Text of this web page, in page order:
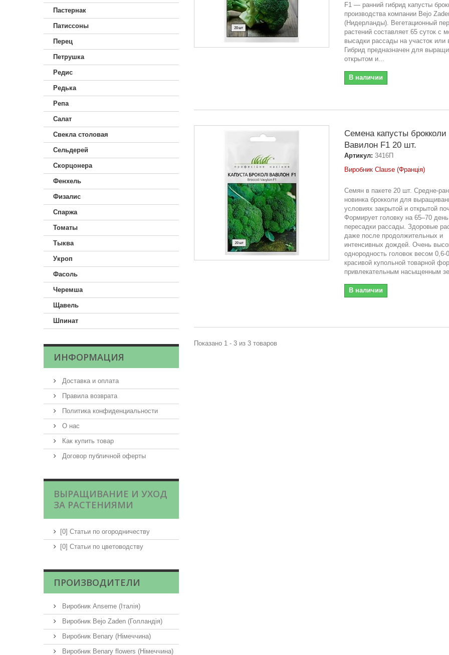
Пастернак
Патиссоны
Перец
Петрушка
Редис
Редька
Репа
Салат
Свекла столовая
Сельдерей
Скорцонера
Фенхель
Физалис
Спаржа
Томаты
Тыква
Укроп
Фасоль
Черемша
Щавель
Шпинат
ИНФОРМАЦИЯ
Доставка и оплата
Правила возврата
Политика конфиденциальности
О нас
Как купить товар
Договор публичной оферты
ВЫРАЩИВАНИЕ И УХОД
ЗА РАСТЕНИЯМИ
[0] Статьи по огородничеству
[0] Статьи по цветоводству
ПРОИЗВОДИТЕЛИ
Виробник Anseme (Італія)
Виробник Bejo Zaden (Голландія)
Виробник Benary (Німеччина)
Виробник Benary flowers (Німеччина)
F1 — ранний гибрид капусты
производства компании Bejo
(Нидерланды). Вегетационный
растений составляет 65 суток с
высадки рассады на участок или
Гибрид предназначен для
открытом и...
В наличии
Семена капусты брокколи
Вавилон F1 20 шт.
Артикул: 3416П
Виробник Clause (Франція)
Семян в пакете 20 шт. Средне-
новинка брокколи для
условиях закрытой и открытой
Формирует головку на 65–70
пересадки рассады. Здоровые
даже после продолжительных и
интенсивных дождей. Очень
однородность головок весом 0,6-
красивой купольной товарной
привлекательным насыщенным
В наличии
Показано 1 - 3 из 3 товаров